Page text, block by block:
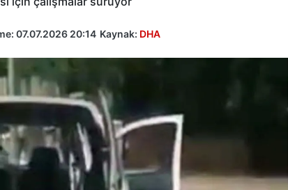
07.07.2026 20:14 Kaynak: DHA